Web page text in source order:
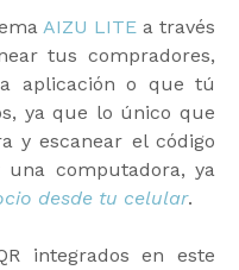
AIZU LITEa través
tus compradores,
aplicación o que tú
ya que lo único que
y escanear el código
computadora, ya
desde tu celular.
integrados en este